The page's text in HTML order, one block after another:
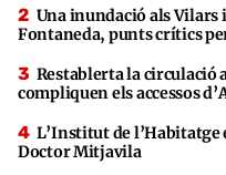
Una inundació als Vilars
Fontaneda, punts crítics
Restablerta la circulació
compliquen els accessos
L’Institut de l’Habitatge
Doctor Mitjavila